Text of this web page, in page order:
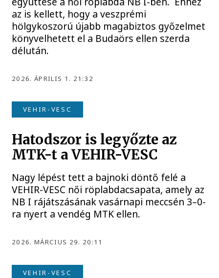
az is kellett, hogy a veszprémi
hölgykoszorú újabb magabiztos győzelmet
könyvelhetett el a Budaörs ellen szerda
délután.
2026. ÁPRILIS 1. 21:32
VEHIR-VESC
Hatodszor is legyőzte az
MTK-t a VEHIR-VESC
Nagy lépést tett a bajnoki döntő felé a
VEHIR-VESC női röplabdacsapata, amely az
NB I rájátszásának vasárnapi meccsén 3–0-
ra nyert a vendég MTK ellen.
2026. MÁRCIUS 29. 20:11
VEHIR-VESC